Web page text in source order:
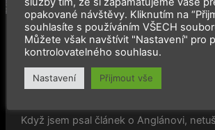
Merchandise,Slider,Uncategorized
Novela „šestapadesátky“:
youngtimerů?
Když jsem psal článek o Anglánovi,
opakované návštěvy. Kliknutím na
souhlasíte s používáním VŠECH
Můžete však navštívit "Nastavení" pro
kontrolovatelného souhlasu.
Nastavení Přijmout vše